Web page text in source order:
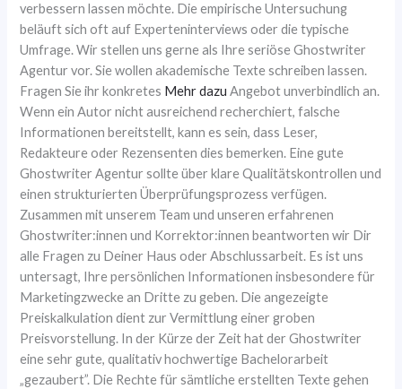
verbessern lassen möchte. Die empirische Untersuchung
beläuft sich oft auf Experteninterviews oder die typische
Umfrage. Wir stellen uns gerne als Ihre seriöse Ghostwriter
Agentur vor. Sie wollen akademische Texte schreiben lassen.
Fragen Sie ihr konkretes Mehr dazu Angebot unverbindlich an.
Wenn ein Autor nicht ausreichend recherchiert, falsche
Informationen bereitstellt, kann es sein, dass Leser,
Redakteure oder Rezensenten dies bemerken. Eine gute
Ghostwriter Agentur sollte über klare Qualitätskontrollen und
einen strukturierten Überprüfungsprozess verfügen.
Zusammen mit unserem Team und unseren erfahrenen
Ghostwriter:innen und Korrektor:innen beantworten wir Dir
alle Fragen zu Deiner Haus oder Abschlussarbeit. Es ist uns
untersagt, Ihre persönlichen Informationen insbesondere für
Marketingzwecke an Dritte zu geben. Die angezeigte
Preiskalkulation dient zur Vermittlung einer groben
Preisvorstellung. In der Kürze der Zeit hat der Ghostwriter
eine sehr gute, qualitativ hochwertige Bachelorarbeit
„gezaubert”. Die Rechte für sämtliche erstellten Texte gehen